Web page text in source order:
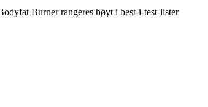
Burner rangeres høyt i best-i-test-lister